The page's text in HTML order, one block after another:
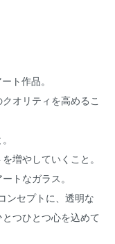
ト作品。
オリティを高めるこ
増やしていくこと。
トなガラス。
ンセプトに、透明な
つひとつ心を込めて